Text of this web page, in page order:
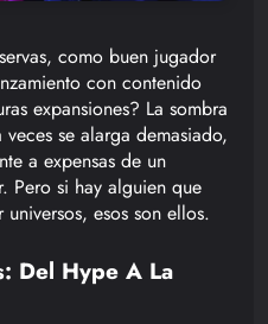
como buen jugador
con contenido
expansiones? La sombra
se alarga demasiado,
a expensas de un
Pero si hay alguien que
esos son ellos.
Del Hype A La